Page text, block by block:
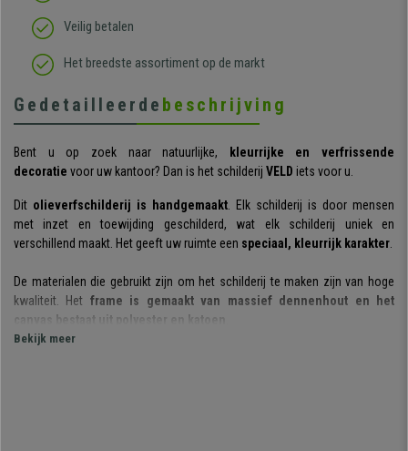
Veilig betalen
Het breedste assortiment op de markt
Gedetailleerde beschrijving
Bent u op zoek naar natuurlijke,
kleurrijke en verfrissende
decoratie voor uw kantoor? Dan is het schilderij VELD iets voor u.
Dit olieverfschilderij is handgemaakt. Elk schilderij is door mensen
met inzet en toewijding geschilderd, wat elk schilderij uniek en
verschillend maakt. Het geeft uw ruimte een speciaal, kleurrijk karakter.
De materialen die gebruikt zijn om het schilderij te maken zijn van hoge
kwaliteit. Het frame is gemaakt van massief dennenhout en het
canvas bestaat uit polyester en katoen
Bekijk meer